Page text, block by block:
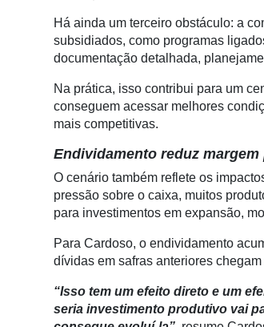
Membros
Liberali
Netrin
Néctar
Tecprime
Agro
Consulting
Há ainda um terceiro obstáculo: a
subsidiados, como programas
documentação detalhada,
Na prática, isso contribui para um
conseguem acessar melhores
mais competitivas.
Endividamento reduz
O cenário também reflete os
pressão sobre o caixa, muitos
para investimentos em expansão,
Para Cardoso, o endividamento
dívidas em safras anteriores
“Isso tem um efeito direto e um
seria investimento produtivo vai